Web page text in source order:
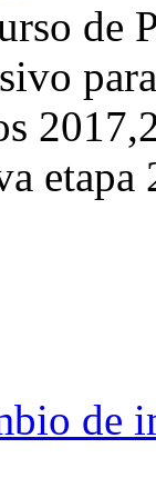
de
de